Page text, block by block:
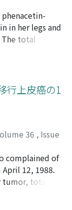
cm in size and
renal
benign
Gerota's
closely
The
from the
blood vessel
The tumor at
the blood
hilus. This
multiple renal
literatures.
;Hayashi,
Masao
in her legs and
The total
had taken was
in May,
were atrophic
A solid mass
scan. Under
nephrectomy
1988.
a transitional
2 and
8 months
bone
of the right
行上皮癌の1
36 , Issue
太郎;平戸, 純子
Takeo;
complained of
12, 1988.
total
was